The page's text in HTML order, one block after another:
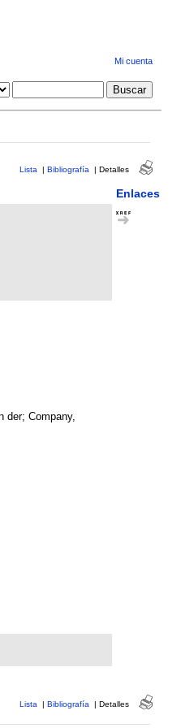
Mi cuenta
Lista | Bibliografía | Detalles
Enlaces
der; Company,
Lista | Bibliografía | Detalles